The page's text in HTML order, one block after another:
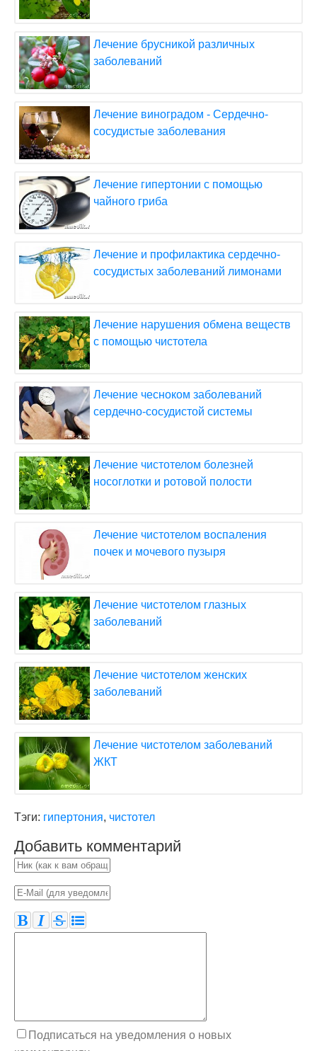
Лечение брусникой различных
заболеваний
Лечение виноградом - Сердечно-
сосудистые заболевания
Лечение гипертонии с помощью
чайного гриба
Лечение и профилактика сердечно-
сосудистых заболеваний лимонами
Лечение нарушения обмена веществ
с помощью чистотела
Лечение чесноком заболеваний
сердечно-сосудистой системы
Лечение чистотелом болезней
носоглотки и ротовой полости
Лечение чистотелом воспаления
почек и мочевого пузыря
Лечение чистотелом глазных
заболеваний
Лечение чистотелом женских
заболеваний
Лечение чистотелом заболеваний
ЖКТ
Тэги: гипертония, чистотел
Добавить комментарий
Подписаться на уведомления о новых